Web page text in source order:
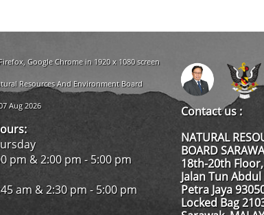
Google Chrome in 1920 x 1080 screen
Resources And Environment Board
Aug 2026
pm & 2:00 pm - 5:00 pm
am & 2:30 pm - 5:00 pm
Contact us :
NATURAL
BOARD
18th-20th
Jalan Tun
Petra Jaya
Locked Bag